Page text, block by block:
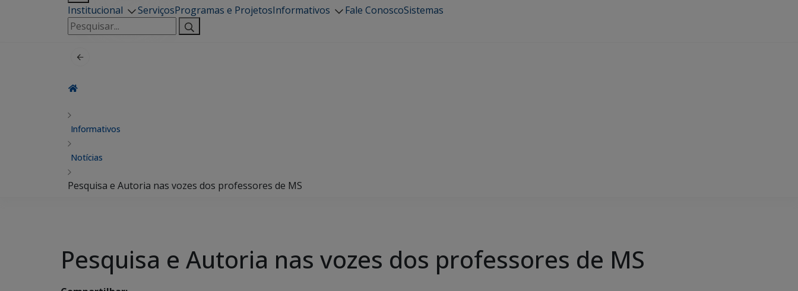
Institucional ServiçosProgramas e ProjetosInformativos Fale ConoscoSistemas
Pesquisar
por:
Informativos
Notícias
Pesquisa e Autoria nas vozes dos professores de MS
Pesquisa e Autoria nas vozes dos professores de MS